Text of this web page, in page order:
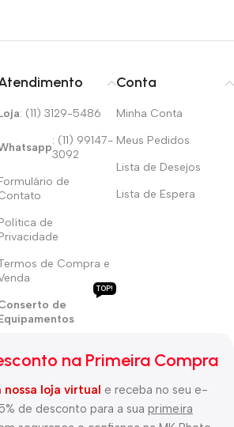
: (11) 3129-5486
: (11) 99147-
3092
de
de
de Compra e
de
TOP!
Conta
Minha Conta
Meus Pedidos
Lista de Desejos
Lista de Espera
na Primeira Compra
loja virtual e receba no seu e-
de desconto para a sua primeira